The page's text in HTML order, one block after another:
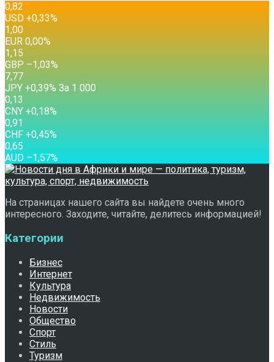
0,82
USD +0,33%
1,00
EUR 0,00%
1,15
GBP –1,03%
7,77
JPY +0,39% За 1 000
0,13
CNY +0,18%
0,91
CHF +0,45%
0,65
AUD –1,57%
На страницах нашего сайта вы найдете очень много
интересного. Заходите, читайте, делитесь информацией!
Категории
Бизнес
Интернет
Культура
Недвижимость
Новости
Общество
Спорт
Стиль
Туризм